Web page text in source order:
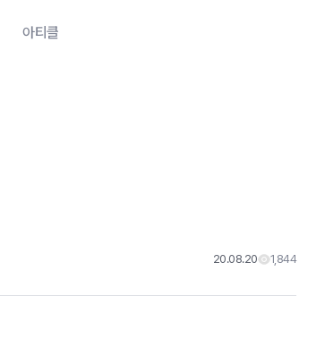
아티클
20.08.20 1,844